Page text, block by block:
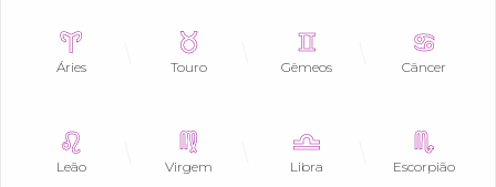
Áries Touro Gêmeos Câncer
Leão Virgem Libra Escorpião